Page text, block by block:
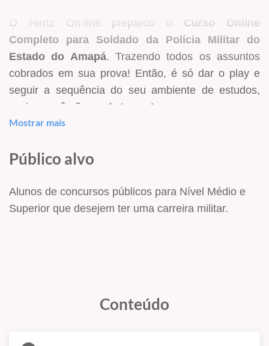
O Hertz On-line preparou o Curso Online
Completo para Soldado da Polícia Militar do
Estado do Amapá. Trazendo todos os assuntos
cobrados em sua prova! Então, é só dar o play e
seguir a sequência do seu ambiente de estudos,
assim, você não perde tempo!
necessário para garantir a vaga dos seus sonhos.
Com toda a certeza nossos cursos irão aumentar
muito as suas chances de conquistar uma das
vagas nos principais concursos relacionados à
Quaisquer dúvidas entrar em contato com nosso
Mostrar mais
Público alvo
Alunos de concursos públicos para Nível Médio e
Superior que desejem ter uma carreira militar.
Conteúdo